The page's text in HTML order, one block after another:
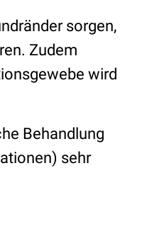
sorgen,
Zudem
wird
Behandlung
sehr